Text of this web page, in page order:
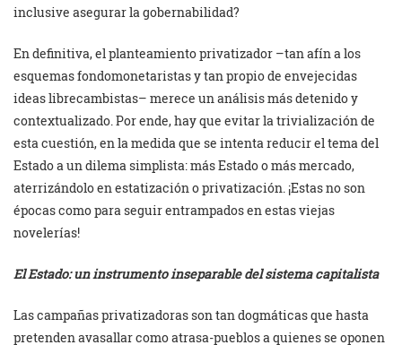
inclusive asegurar la gobernabilidad?
En definitiva, el planteamiento privatizador –tan afín a los
esquemas fondomone­taristas y tan propio de envejecidas
ideas librecambistas– merece un análisis más detenido y
contextualizado. Por ende, hay que evitar la trivialización de
esta cuestión, en la medida que se intenta reducir el tema del
Estado a un dilema simplista: más Estado o más mercado,
aterrizándolo en estatización o priva­tización. ¡Estas no son
épocas como para seguir entrampados en estas viejas
novelerías!
El Estado: un instrumento inseparable del sistema capitalista
Las campañas privatizadoras son tan dogmáticas que hasta
pretenden avasa­llar como atrasa-pueblos a quienes se oponen